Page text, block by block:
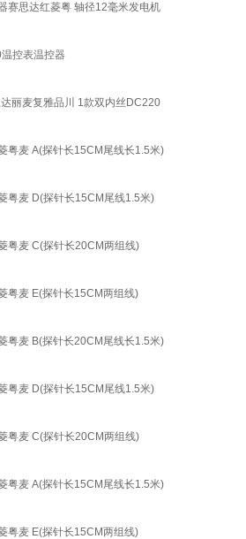
赛思达红菱粤 轴径12毫米发电机
控表温控器
丽麦复雅品川 1款双内丝DC220
粤麦 A(探针长15CM尾线长1.5米)
粤麦 D(探针长15CM尾线1.5米)
粤麦 C(探针长20CM两组线)
粤麦 E(探针长15CM两组线)
粤麦 B(探针长20CM尾线长1.5米)
粤麦 D(探针长15CM尾线1.5米)
粤麦 C(探针长20CM两组线)
粤麦 A(探针长15CM尾线长1.5米)
粤麦 E(探针长15CM两组线)